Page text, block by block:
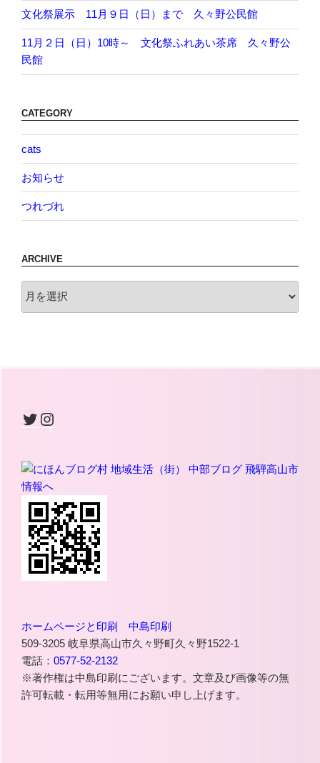
文化祭展示 11月９日（日）まで 久々野公民館
11月２日（日）10時～ 文化祭ふれあい茶席 久々野公
民館
CATEGORY
cats
お知らせ
つれづれ
ARCHIVE
Twitter
Instagram
ホームページと印刷 中島印刷
509-3205 岐阜県高山市久々野町久々野1522-1
電話： 0577-52-2132
※著作権は中島印刷にございます。文章及び画像等の無
許可転載・転用等無用にお願い申し上げます。